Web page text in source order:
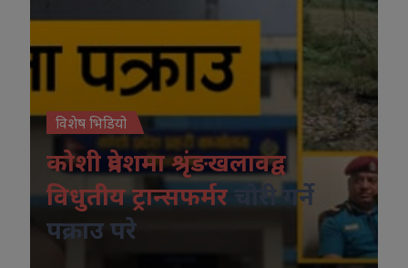
विशेष भिडियो
कोशी प्रदेशमा श्रृंङखलावद्व
विधुतीय ट्रान्सफर्मर
चोरी गर्ने
पक्राउ परे